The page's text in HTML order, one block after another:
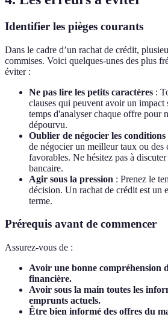
Identifier les pièges courants
Dans le cadre d’un rachat de crédit,
commises. Voici quelques-unes des plus
éviter :
Ne pas lire les petits caractères :
clauses qui peuvent avoir un impact
temps d'analyser chaque offre pour
dépourvu.
Oublier de négocier les conditions
de négocier un meilleur taux ou des
favorables. Ne hésitez pas à
bancaire.
Agir sous la pression : Prenez le
décision. Un rachat de crédit est un
terme.
Prérequis avant de commencer
Assurez-vous de :
Avoir une bonne compréhension
financière.
Avoir sous la main toutes les
emprunts actuels.
Être bien informé des offres du